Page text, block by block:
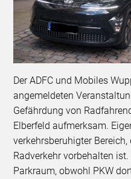
Der ADFC und Mobiles
angemeldeten
Gefährdung von
Elberfeld aufmerksam.
verkehrsberuhigter
Radverkehr vorbehalten
Parkraum, obwohl PKW